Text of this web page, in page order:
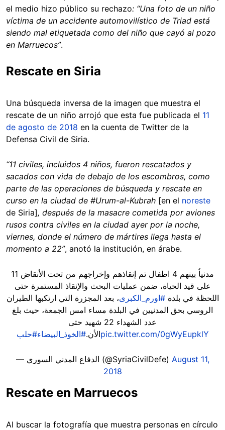
el medio hizo público su rechazo: “Una foto de un niño
víctima de un accidente automovilístico de Triad está
siendo mal etiquetada como del niño que cayó al pozo
en Marruecos”.
Rescate en Siria
Una búsqueda inversa de la imagen que muestra el
rescate de un niño arrojó que esta fue publicada el 11
de agosto de 2018 en la cuenta de Twitter de la
Defensa Civil de Siria.
“11 civiles, incluidos 4 niños, fueron rescatados y
sacados con vida de debajo de los escombros, como
parte de las operaciones de búsqueda y rescate en
curso en la ciudad de #Urum-al-Kubrah [en el noreste
de Siria], después de la masacre cometida por aviones
rusos contra civiles en la ciudad ayer por la noche,
viernes, donde el número de mártires llega hasta el
momento a 22”, anotó la institución, en árabe.
11 مدنياُ بينهم 4 اطفال تم إنقاذهم وإخراجهم من تحت الأنقاض
على قيد الحياة، ضمن عمليات البحث والإنقاذ المستمرة حتى
اللحظة في بلدة#اورم_الكبرى، بعد المجزرة التي ارتكبها الطيران
الروسي بحق المدنيين في البلدة مساء امس الجمعة، حيث بلغ
عدد الشهداء 22 شهيد حتى
الأن.#الخوذ_البيضاء#حلب pic.twitter.com/0gWyEupklY
— الدفاع المدني السوري (@SyriaCivilDefe) August 11,
2018
Rescate en Marruecos
Al buscar la fotografía que muestra personas en círculo